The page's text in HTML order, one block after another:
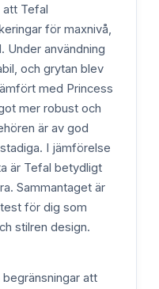
att Tefal
för maxnivå,
Under användning
och grytan blev
med Princess
mer robust och
är av god
I jämförelse
är Tefal betydligt
Sammantaget är
för dig som
stilren design.
att